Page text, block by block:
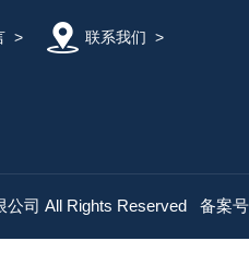
> 联系我们 >
公司 All Rights Reserved 备案